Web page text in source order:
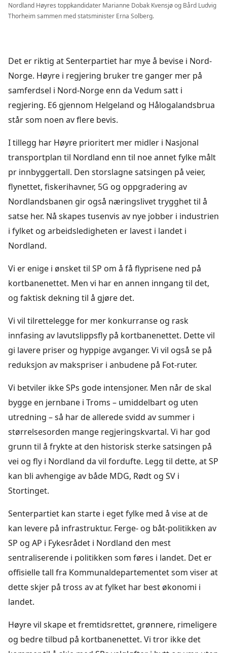
Nordland Høyres toppkandidater Marianne Dobak Kvensjø og Bård Ludvig
Thorheim sammen med statsminister Erna Solberg.
Det er riktig at Senterpartiet har mye å bevise i Nord-
Norge. Høyre i regjering bruker tre ganger mer på
samferdsel i Nord-Norge enn da Vedum satt i
regjering. E6 gjennom Helgeland og Hålogalandsbrua
står som noen av flere bevis.
I tillegg har Høyre prioritert mer midler i Nasjonal
transportplan til Nordland enn til noe annet fylke målt
pr innbyggertall. Den storslagne satsingen på veier,
flynettet, fiskerihavner, 5G og oppgradering av
Nordlandsbanen gir også næringslivet trygghet til å
satse her. Nå skapes tusenvis av nye jobber i industrien
i fylket og arbeidsledigheten er lavest i landet i
Nordland.
Vi er enige i ønsket til SP om å få flyprisene ned på
kortbanenettet. Men vi har en annen inngang til det,
og faktisk dekning til å gjøre det.
Vi vil tilrettelegge for mer konkurranse og rask
innfasing av lavutslippsfly på kortbanenettet. Dette vil
gi lavere priser og hyppige avganger. Vi vil også se på
reduksjon av makspriser i anbudene på Fot-ruter.
Vi betviler ikke SPs gode intensjoner. Men når de skal
bygge en jernbane i Troms – umiddelbart og uten
utredning – så har de allerede svidd av summer i
størrelsesorden mange regjeringskvartal. Vi har god
grunn til å frykte at den historisk sterke satsingen på
vei og fly i Nordland da vil fordufte. Legg til dette, at SP
kan bli avhengige av både MDG, Rødt og SV i
Stortinget.
Senterpartiet kan starte i eget fylke med å vise at de
kan levere på infrastruktur. Ferge- og båt-politikken av
SP og AP i Fykesrådet i Nordland den mest
sentraliserende i politikken som føres i landet. Det er
offisielle tall fra Kommunaldepartementet som viser at
dette skjer på tross av at fylket har best økonomi i
landet.
Høyre vil skape et fremtidsrettet, grønnere, rimeligere
og bedre tilbud på kortbanenettet. Vi tror ikke det